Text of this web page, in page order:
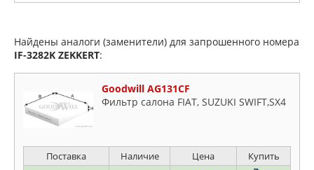
Найдены аналоги (заменители) для запрошенного номера
IF-3282K ZEKKERT:
Goodwill AG131CF
Фильтр салона FIAT, SUZUKI SWIFT,SX4
Поставка Наличие Цена Купить